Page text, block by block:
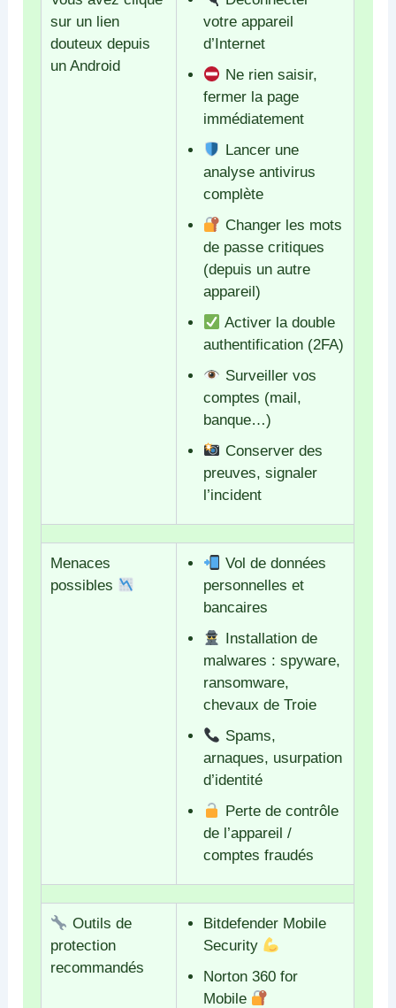
sur un lien
douteux depuis
un Android
votre appareil
d’Internet
Ne rien saisir,
fermer la page
immédiatement
Lancer une
analyse antivirus
complète
Changer les mots
de passe critiques
(depuis un autre
appareil)
Activer la double
authentification (2FA)
Surveiller vos
comptes (mail,
banque…)
Conserver des
preuves, signaler
l’incident
Menaces
possibles
Vol de données
personnelles et
bancaires
Installation de
malwares : spyware,
ransomware,
chevaux de Troie
Spams,
arnaques, usurpation
d’identité
Perte de contrôle
de l’appareil /
comptes fraudés
Outils de
protection
recommandés
Bitdefender Mobile
Security
Norton 360 for
Mobile